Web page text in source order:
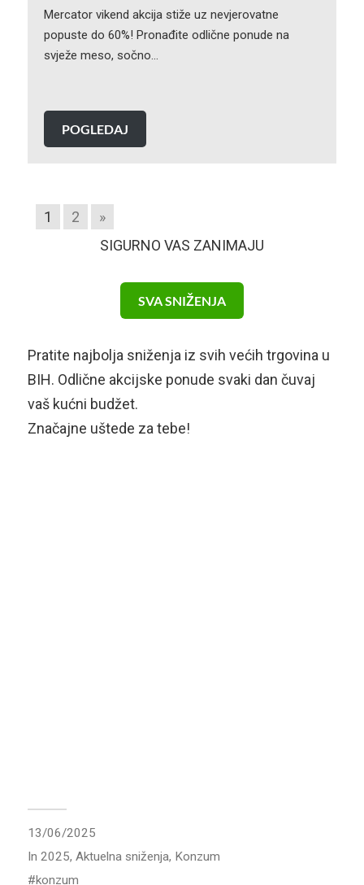
Mercator vikend akcija stiže uz nevjerovatne
popuste do 60%! Pronađite odlične ponude na
svježe meso, sočno…
POGLEDAJ
1 2
»
SIGURNO VAS ZANIMAJU
SVA SNIŽENJA
Pratite najbolja sniženja iz svih većih trgovina u
BIH. Odlične akcijske ponude svaki dan čuvaj
vaš kućni budžet.
Značajne uštede za tebe!
13/06/2025
In 2025, Aktuelna sniženja, Konzum
konzum